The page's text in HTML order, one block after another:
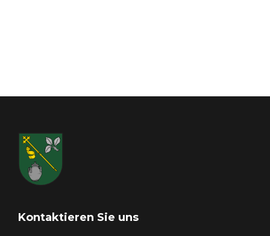
Kontaktieren Sie uns